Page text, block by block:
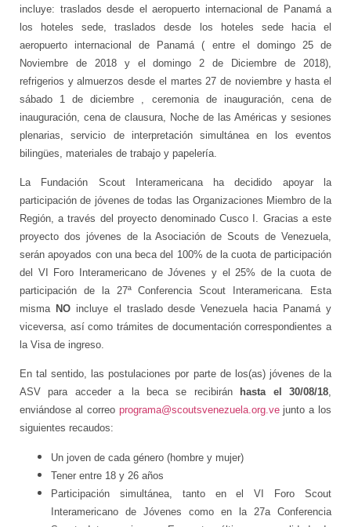
incluye: traslados desde el aeropuerto internacional de Panamá a
los hoteles sede, traslados desde los hoteles sede hacia el
aeropuerto internacional de Panamá ( entre el domingo 25 de
Noviembre de 2018 y el domingo 2 de Diciembre de 2018),
refrigerios y almuerzos desde el martes 27 de noviembre y hasta el
sábado 1 de diciembre , ceremonia de inauguración, cena de
inauguración, cena de clausura, Noche de las Américas y sesiones
plenarias, servicio de interpretación simultánea en los eventos
bilingües, materiales de trabajo y papelería.
La Fundación Scout Interamericana ha decidido apoyar la
participación de jóvenes de todas las Organizaciones Miembro de la
Región, a través del proyecto denominado Cusco I. Gracias a este
proyecto dos jóvenes de la Asociación de Scouts de Venezuela,
serán apoyados con una beca del 100% de la cuota de participación
del VI Foro Interamericano de Jóvenes y el 25% de la cuota de
participación de la 27ª Conferencia Scout Interamericana. Esta
misma NOincluye el traslado desde Venezuela hacia Panamá y
viceversa, así como trámites de documentación correspondientes a
la Visa de ingreso.
En tal sentido, las postulaciones por parte de los(as) jóvenes de la
ASV para acceder a la beca se recibiránhasta el 30/08/18,
enviándose al correo programa@scoutsvenezuela.org.vejunto a los
siguientes recaudos:
Un joven de cada género (hombre y mujer)
Tener entre 18 y 26 años
Participación simultánea, tanto en el VI Foro Scout
Interamericano de Jóvenes como en la 27a Conferencia